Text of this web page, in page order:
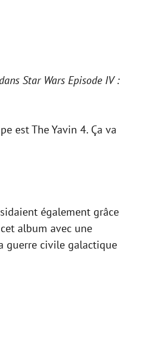
Star Wars Episode IV :
est The Yavin 4. Ça va
également grâce
album avec une
guerre civile galactique